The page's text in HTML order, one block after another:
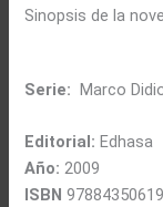
Sinopsis de la
Serie: Marco
Editorial: Edhasa
Año: 2009
ISBN